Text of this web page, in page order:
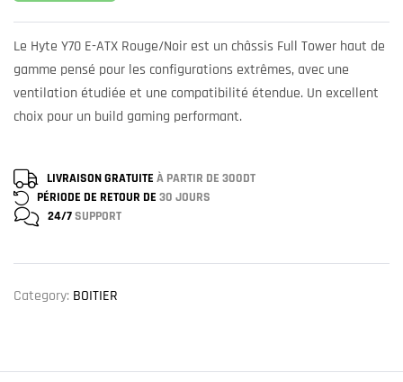
Le Hyte Y70 E-ATX Rouge/Noir est un châssis Full Tower haut de
gamme pensé pour les configurations extrêmes, avec une
ventilation étudiée et une compatibilité étendue. Un excellent
choix pour un build gaming performant.
LIVRAISON GRATUITE À PARTIR DE 300DT
PÉRIODE DE RETOUR DE 30 JOURS
24/7SUPPORT
Category: BOITIER